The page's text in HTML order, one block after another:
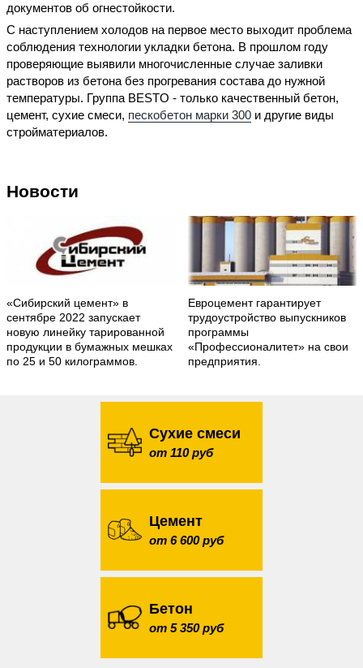
документов об огнестойкости.
С наступлением холодов на первое место выходит проблема
соблюдения технологии укладки бетона. В прошлом году
проверяющие выявили многочисленные случае заливки
растворов из бетона без прогревания состава до нужной
температуры. Группа BESTO - только качественный бетон,
цемент, сухие смеси, пескобетон марки 300 и другие виды
стройматериалов.
Новости
«Сибирский цемент» в
сентябре 2022 запускает
новую линейку тарированной
продукции в бумажных мешках
по 25 и 50 килограммов.
Евроцемент гарантирует
трудоустройство выпускников
программы
«Профессионалитет» на свои
предприятия.
Сухие смеси
от 110 руб
Цемент
от 6 600 руб
Бетон
от 5 350 руб